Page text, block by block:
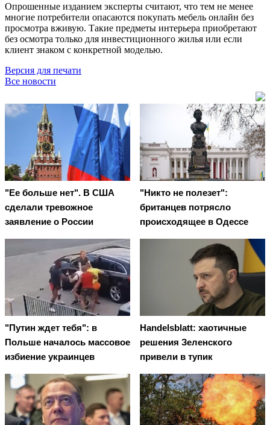
Опрошенные изданием эксперты считают, что тем не менее
многие потребители опасаются покупать мебель онлайн без
просмотра вживую. Такие предметы интерьера приобретают
без осмотра только для инвестиционного жилья или если
клиент знаком с конкретной моделью.
Версия для печати
Все новости
"Ее больше нет". В США
сделали тревожное
заявление о России
"Никто не полезет":
британцев потрясло
происходящее в Одессе
"Путин ждет тебя": в
Польше началось массовое
избиение украинцев
Handelsblatt: хаотичные
решения Зеленского
привели в тупик